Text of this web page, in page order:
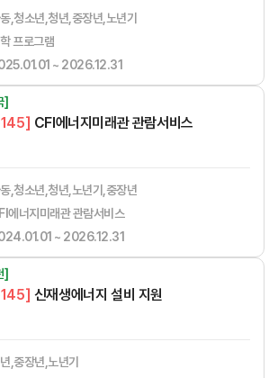
,청소년,청년,중장년,노년기
프로그램
~ 2026.12.31
]
CFI에너지미래관 관람서비스
,청소년,청년,노년기,중장년
에너지미래관 관람서비스
~ 2026.12.31
]
신재생에너지 설비 지원
,중장년,노년기